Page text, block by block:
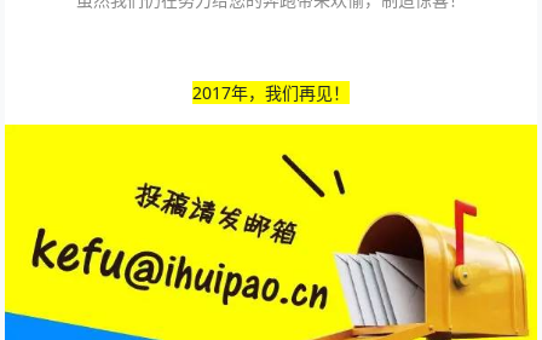
2017年，我们再见！